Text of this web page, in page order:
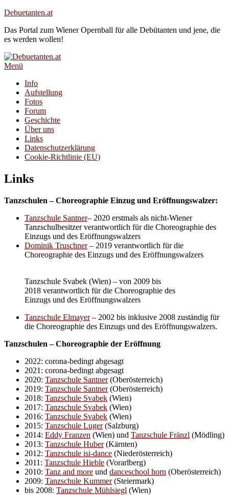
Zum
springen
Debuetanten.at
Das Portal zum Wiener Opernball für alle Debütanten und jene, die
es werden wollen!
Menü
Primäres
Menü
Info
Aufstellung
Fotos
Forum
Geschichte
Über uns
Links
Datenschutzerklärung
Cookie-Richtlinie (EU)
Links
Tanzschulen – Choreographie Einzug und Eröffnungswalzer:
Tanzschule Santner– 2020 erstmals als nicht-Wiener
Tanzschulbesitzer verantwortlich für die Choreographie des
Einzugs und des Eröffnungswalzers
Dominik Truschner– 2019 verantwortlich für die
Choreographie des Einzugs und des Eröffnungswalzers
Tanzschule Svabek (Wien) – von 2009 bis
2018 verantwortlich für die Choreographie des
Einzugs und des Eröffnungswalzers
Tanzschule Elmayer– 2002 bis inklusive 2008 zuständig für
die Choreographie des Einzugs und des Eröffnungswalzers.
Tanzschulen – Choreographie der Eröffnung
2022: corona-bedingt abgesagt
2021: corona-bedingt abgesagt
2020: Tanzschule Santner(Oberösterreich)
2019: Tanzschule Santner(Oberösterreich)
2018: Tanzschule Svabek (Wien)
2017: Tanzschule Svabek (Wien)
2016: Tanzschule Svabek (Wien)
2015: Tanzschule Luger(Salzburg)
2014: Eddy Franzen (Wien) und Tanzschule Fränzl (Mödling)
2013: Tanzschule Huber(Kärnten)
2012: Tanzschule isi-dance (Niederösterreich)
2011: Tanzschule Hieble (Vorarlberg)
2010: Tanz and more und danceschool horn (Oberösterreich)
2009: Tanzschule Kummer(Steiermark)
bis 2008: Tanzschule Mühlsiegl (Wien)